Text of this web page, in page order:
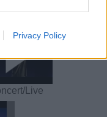
Privacy Policy
Live